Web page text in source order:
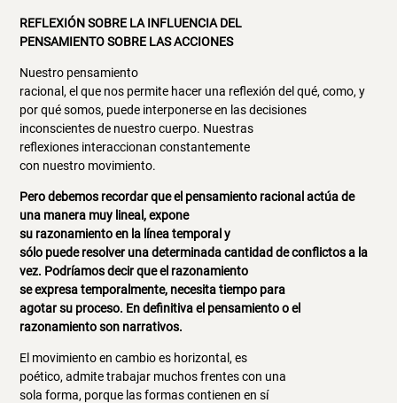
REFLEXIÓN SOBRE LA INFLUENCIA DEL
PENSAMIENTO SOBRE LAS ACCIONES
Nuestro pensamiento
racional, el que nos permite hacer una reflexión del qué, como, y
por qué somos, puede interponerse en las decisiones
inconscientes de nuestro cuerpo. Nuestras
reflexiones interaccionan constantemente
con nuestro movimiento.
Pero debemos recordar que el pensamiento racional actúa de
una manera muy lineal, expone
su razonamiento en la línea temporal y
sólo puede resolver una determinada cantidad de conflictos a la
vez. Podríamos decir que el razonamiento
se expresa temporalmente, necesita tiempo para
agotar su proceso. En definitiva el pensamiento o el
razonamiento son narrativos.
El movimiento en cambio es horizontal, es
poético, admite trabajar muchos frentes con una
sola forma, porque las formas contienen en sí